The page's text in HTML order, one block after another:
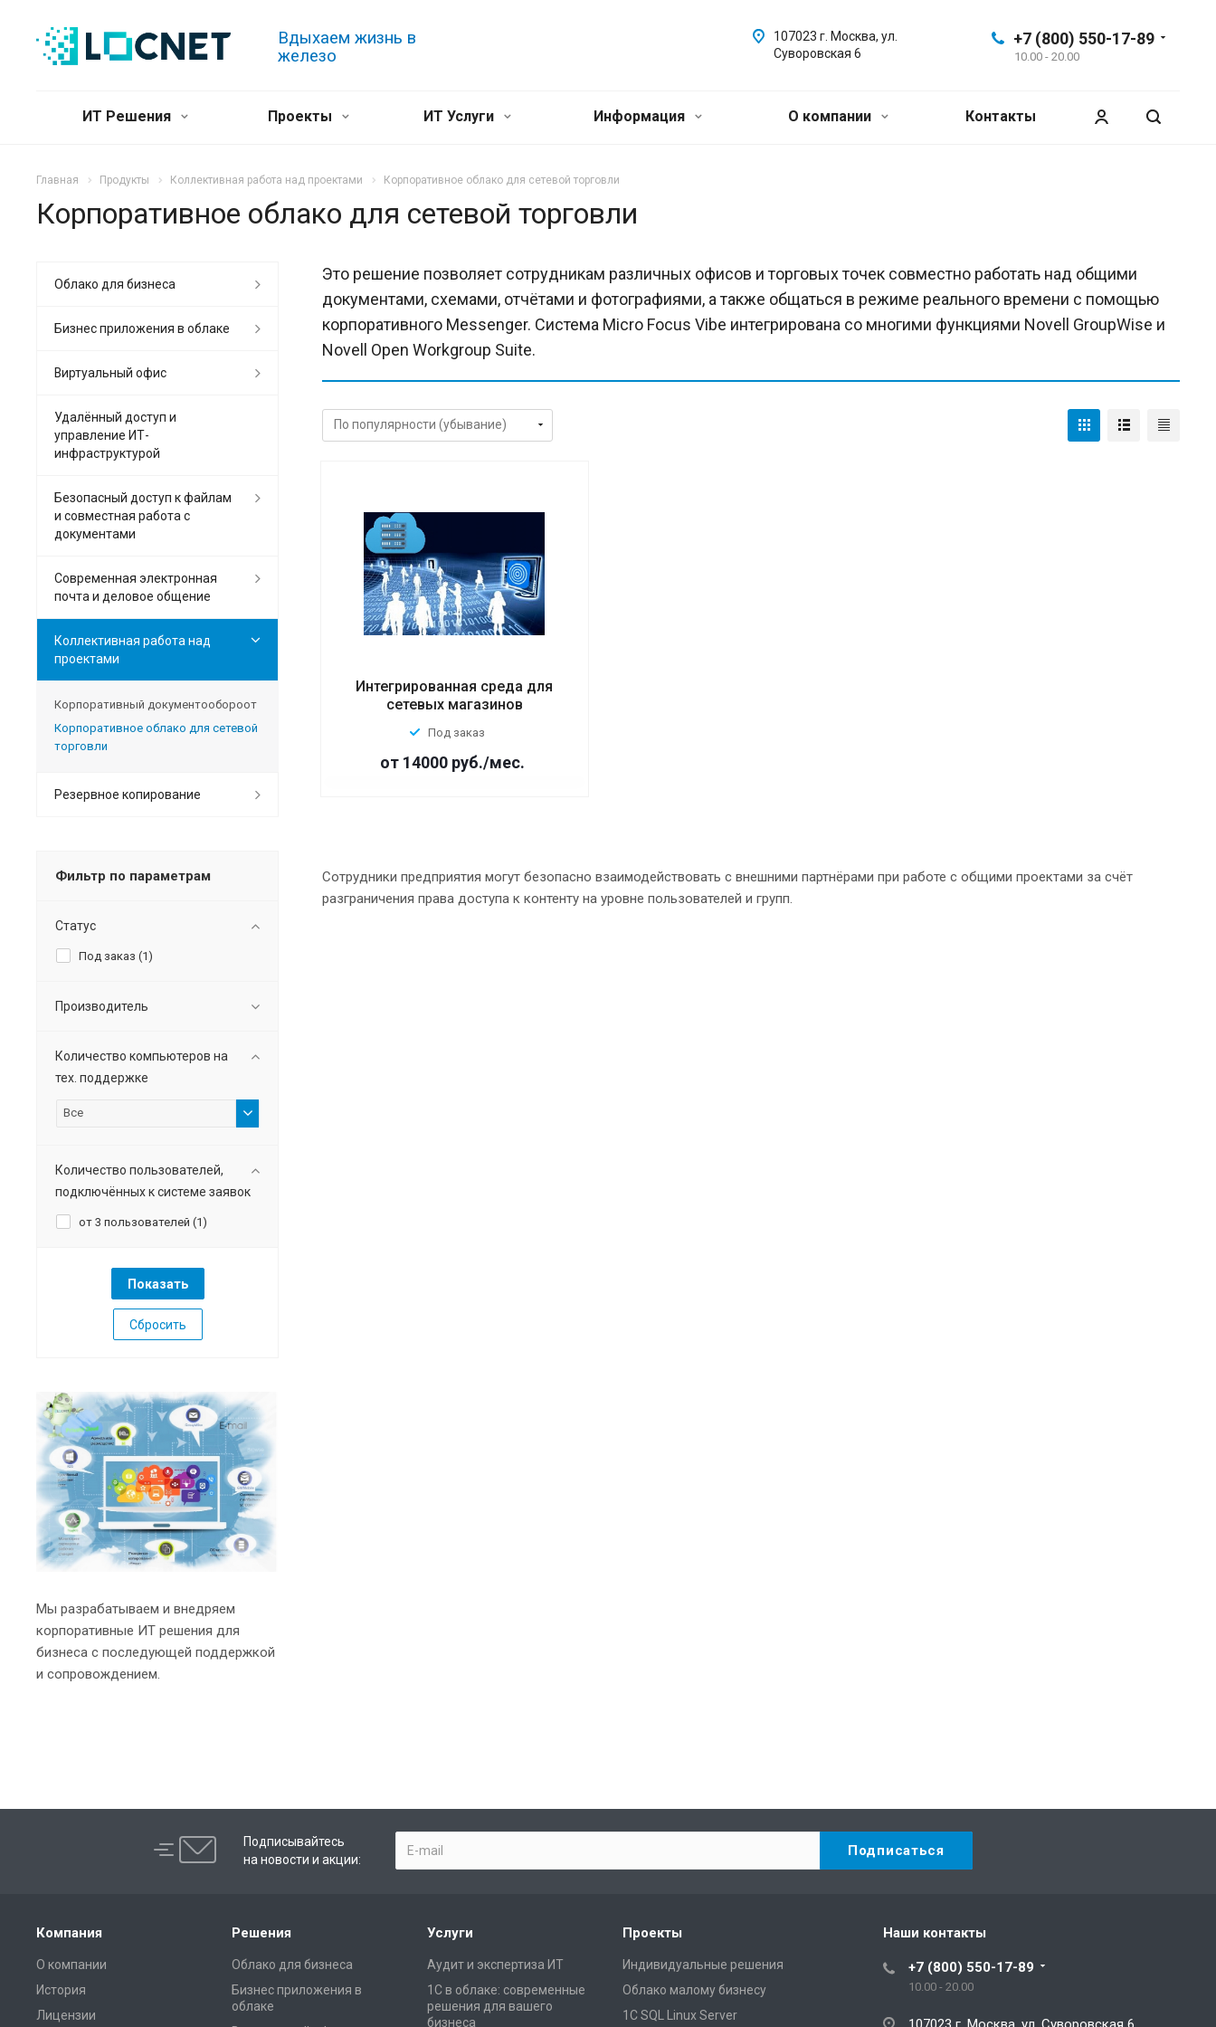
Вдыхаем жизнь в
железо
+7 (800) 550-17-89
10.00 - 20.00
107023 г. Москва, ул.
Суворовская 6
ИТ Решения Проекты ИТ Услуги Информация О компании Контакты
Главная Продукты Коллективная работа над проектами Корпоративное облако для сетевой торговли
Корпоративное облако для сетевой торговли
Это решение позволяет сотрудникам различных офисов и торговых точек совместно работать над общими
документами, схемами, отчётами и фотографиями, а также общаться в режиме реального времени с помощью
корпоративного Messenger. Система Micro Focus Vibe интегрирована со многими функциями Novell GroupWise и
Novell Open Workgroup Suite.
Интегрированная среда для
сетевых магазинов
Под заказ
от 14000 руб./мес.
Сотрудники предприятия могут безопасно взаимодействовать с внешними партнёрами при работе с общими проектами за счёт
разграничения права доступа к контенту на уровне пользователей и групп.
Облако для бизнеса
Бизнес приложения в облаке
Виртуальный офис
Удалённый доступ и
управление ИТ-
инфраструктурой
Безопасный доступ к файлам
и совместная работа с
документами
Современная электронная
почта и деловое общение
Коллективная работа над
проектами
Корпоративный документообороот
Корпоративное облако для сетевой
торговли
Резервное копирование
Фильтр по параметрам
Статус
Под заказ (1)
Производитель
Количество компьютеров на
тех. поддержке
Все
Количество пользователей,
подключённых к системе заявок
от 3 пользователей (1)
Сбросить
Мы разрабатываем и внедряем
корпоративные ИТ решения для
бизнеса с последующей поддержкой
и сопровождением.
Подписывайтесь
на новости и акции:
Компания
О компании
История
Лицензии
Решения
Облако для бизнеса
Бизнес приложения в
облаке
Услуги
Аудит и экспертиза ИТ
1С в облаке: современные
решения для вашего
бизнеса
Проекты
Индивидуальные решения
Облако малому бизнесу
1С SQL Linux Server
Наши контакты
+7 (800) 550-17-89
10.00 - 20.00